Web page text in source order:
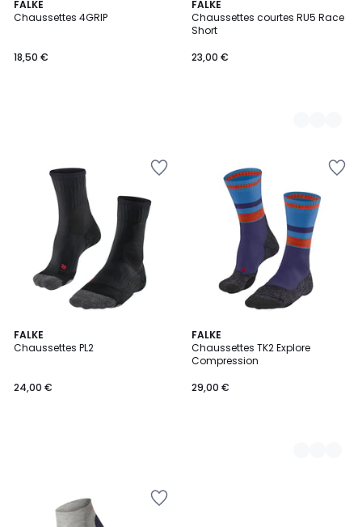
FALKE
Chaussettes 4GRIP
18,50 €
FALKE
Chaussettes courtes RU5 Race
Short
23,00 €
4
Couleurs
FALKE
Chaussettes PL2
24,00 €
FALKE
Chaussettes TK2 Explore
Compression
29,00 €
3
Couleurs